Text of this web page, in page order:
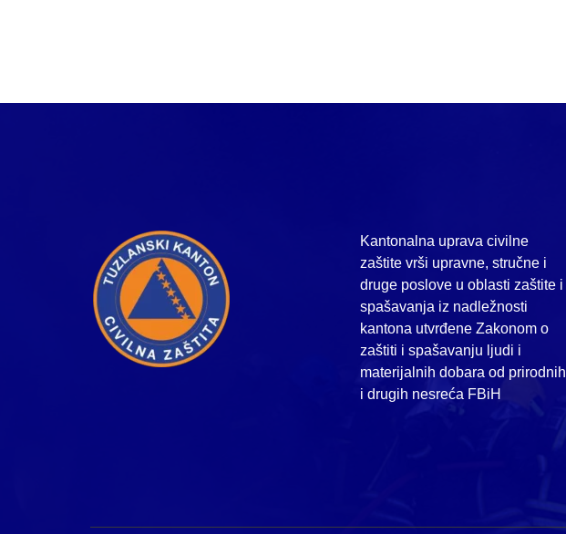
Kantonalna uprava civilne
zaštite vrši upravne, stručne i
druge poslove u oblasti zaštite i
spašavanja iz nadležnosti
kantona utvrđene Zakonom o
zaštiti i spašavanju ljudi i
materijalnih dobara od prirodnih
i drugih nesreća FBiH